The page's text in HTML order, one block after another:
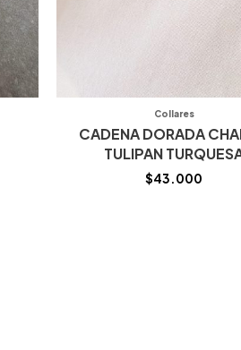
Collares
CADENA DORADA
TULIPAN
$43.000